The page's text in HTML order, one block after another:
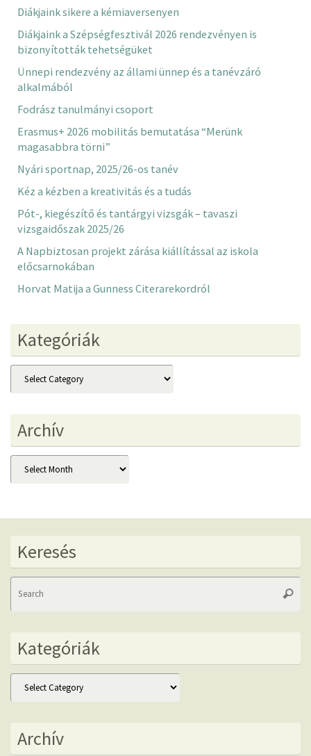
Diákjaink sikere a kémiaversenyen
Diákjaink a Szépségfesztivál 2026 rendezvényen is
bizonyították tehetségüket
Ünnepi rendezvény az állami ünnep és a tanévzáró
alkalmából
Fodrász tanulmányi csoport
Erasmus+ 2026 mobilitás bemutatása “Merünk
magasabbra törni”
Nyári sportnap, 2025/26-os tanév
Kéz a kézben a kreativitás és a tudás
Pót-, kiegészítő és tantárgyi vizsgák – tavaszi
vizsgaidőszak 2025/26
A Napbiztosan projekt zárása kiállítással az iskola
előcsarnokában
Horvat Matija a Gunness Citerarekordról
Kategóriák
Kategóriák
Archív
Archív
Keresés
Kategóriák
Kategóriák
Archív